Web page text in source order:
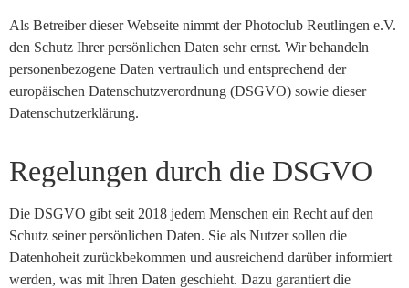
Als Betreiber dieser Webseite nimmt der Photoclub Reutlingen e.V.
den Schutz Ihrer persönlichen Daten sehr ernst. Wir behandeln
personenbezogene Daten vertraulich und entsprechend der
europäischen Datenschutzverordnung (DSGVO) sowie dieser
Datenschutzerklärung.
Regelungen durch die DSGVO
Die DSGVO gibt seit 2018 jedem Menschen ein Recht auf den
Schutz seiner persönlichen Daten. Sie als Nutzer sollen die
Datenhoheit zurückbekommen und ausreichend darüber informiert
werden, was mit Ihren Daten geschieht. Dazu garantiert die